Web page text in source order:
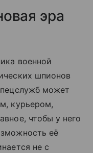
эра
военной
шпионов
может
курьером,
чтобы у него
её
не с